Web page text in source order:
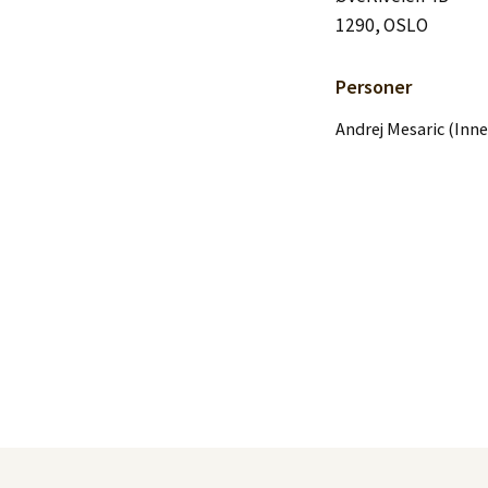
1290, OSLO
Personer
Andrej Mesaric